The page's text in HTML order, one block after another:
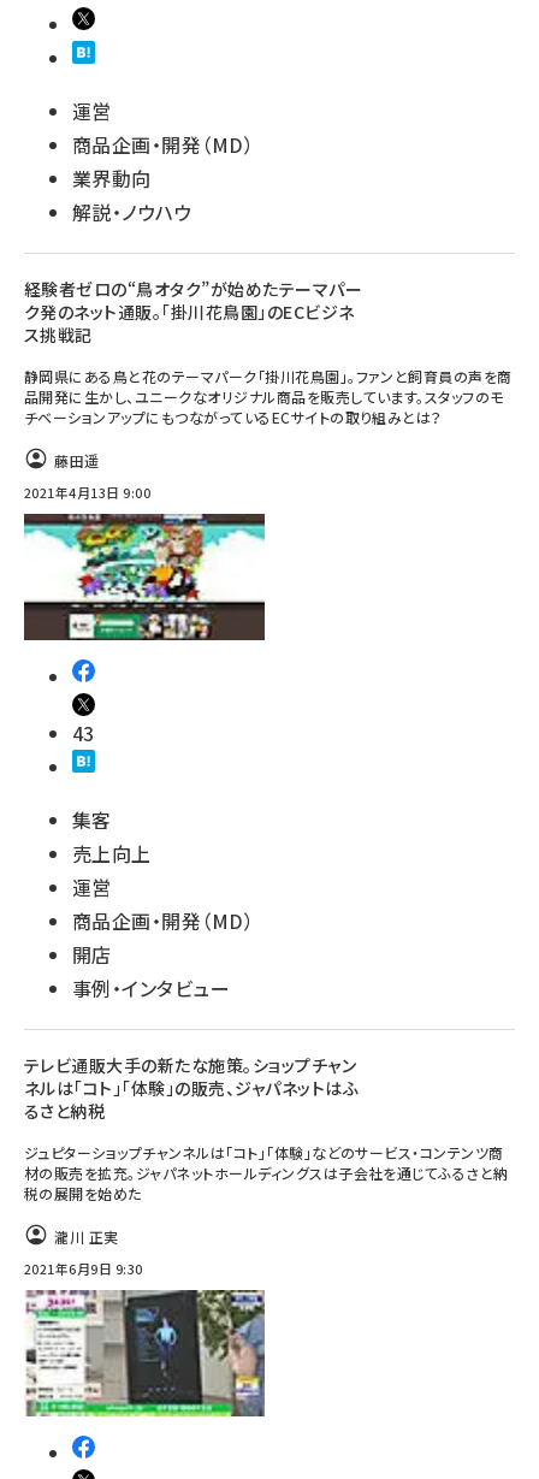
運営
商品企画・開発（MD）
業界動向
解説・ノウハウ
経験者ゼロの“鳥オタク”が始めたテーマパー
ク発のネット通販。「掛川花鳥園」のECビジネ
ス挑戦記
静岡県にある鳥と花のテーマパーク「掛川花鳥園」。ファンと飼育員の声を商
品開発に生かし、ユニークなオリジナル商品を販売しています。スタッフのモ
チベーションアップにもつながっているECサイトの取り組みとは？
藤田遥
2021年4月13日 9:00
43
集客
売上向上
運営
商品企画・開発（MD）
開店
事例・インタビュー
テレビ通販大手の新たな施策。ショップチャン
ネルは「コト」「体験」の販売、ジャパネットはふ
るさと納税
ジュピターショップチャンネルは「コト」「体験」などのサービス・コンテンツ商
材の販売を拡充。ジャパネットホールディングスは子会社を通じてふるさと納
税の展開を始めた
瀧川 正実
2021年6月9日 9:30